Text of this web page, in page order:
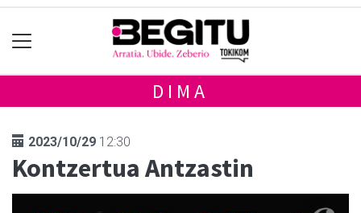
DIMA
2023/10/29 12:30
Kontzertua Antzastin